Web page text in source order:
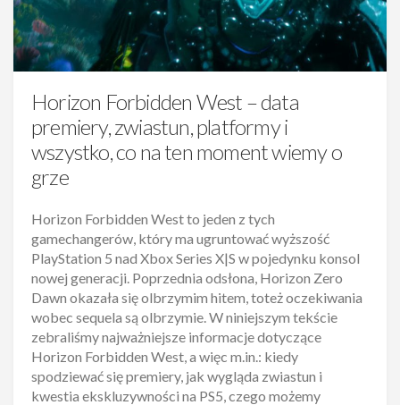
Horizon Forbidden West – data
premiery, zwiastun, platformy i
wszystko, co na ten moment wiemy o
grze
Horizon Forbidden West to jeden z tych
gamechangerów, który ma ugruntować wyższość
PlayStation 5 nad Xbox Series X|S w pojedynku konsol
nowej generacji. Poprzednia odsłona, Horizon Zero
Dawn okazała się olbrzymim hitem, toteż oczekiwania
wobec sequela są olbrzymie. W niniejszym tekście
zebraliśmy najważniejsze informacje dotyczące
Horizon Forbidden West, a więc m.in.: kiedy
spodziewać się premiery, jak wygląda zwiastun i
kwestia ekskluzywności na PS5, czego możemy